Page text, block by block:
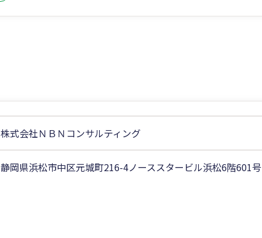
株式会社ＮＢＮコンサルティング
静岡県浜松市中区元城町216-4ノーススタービル浜松6階601号